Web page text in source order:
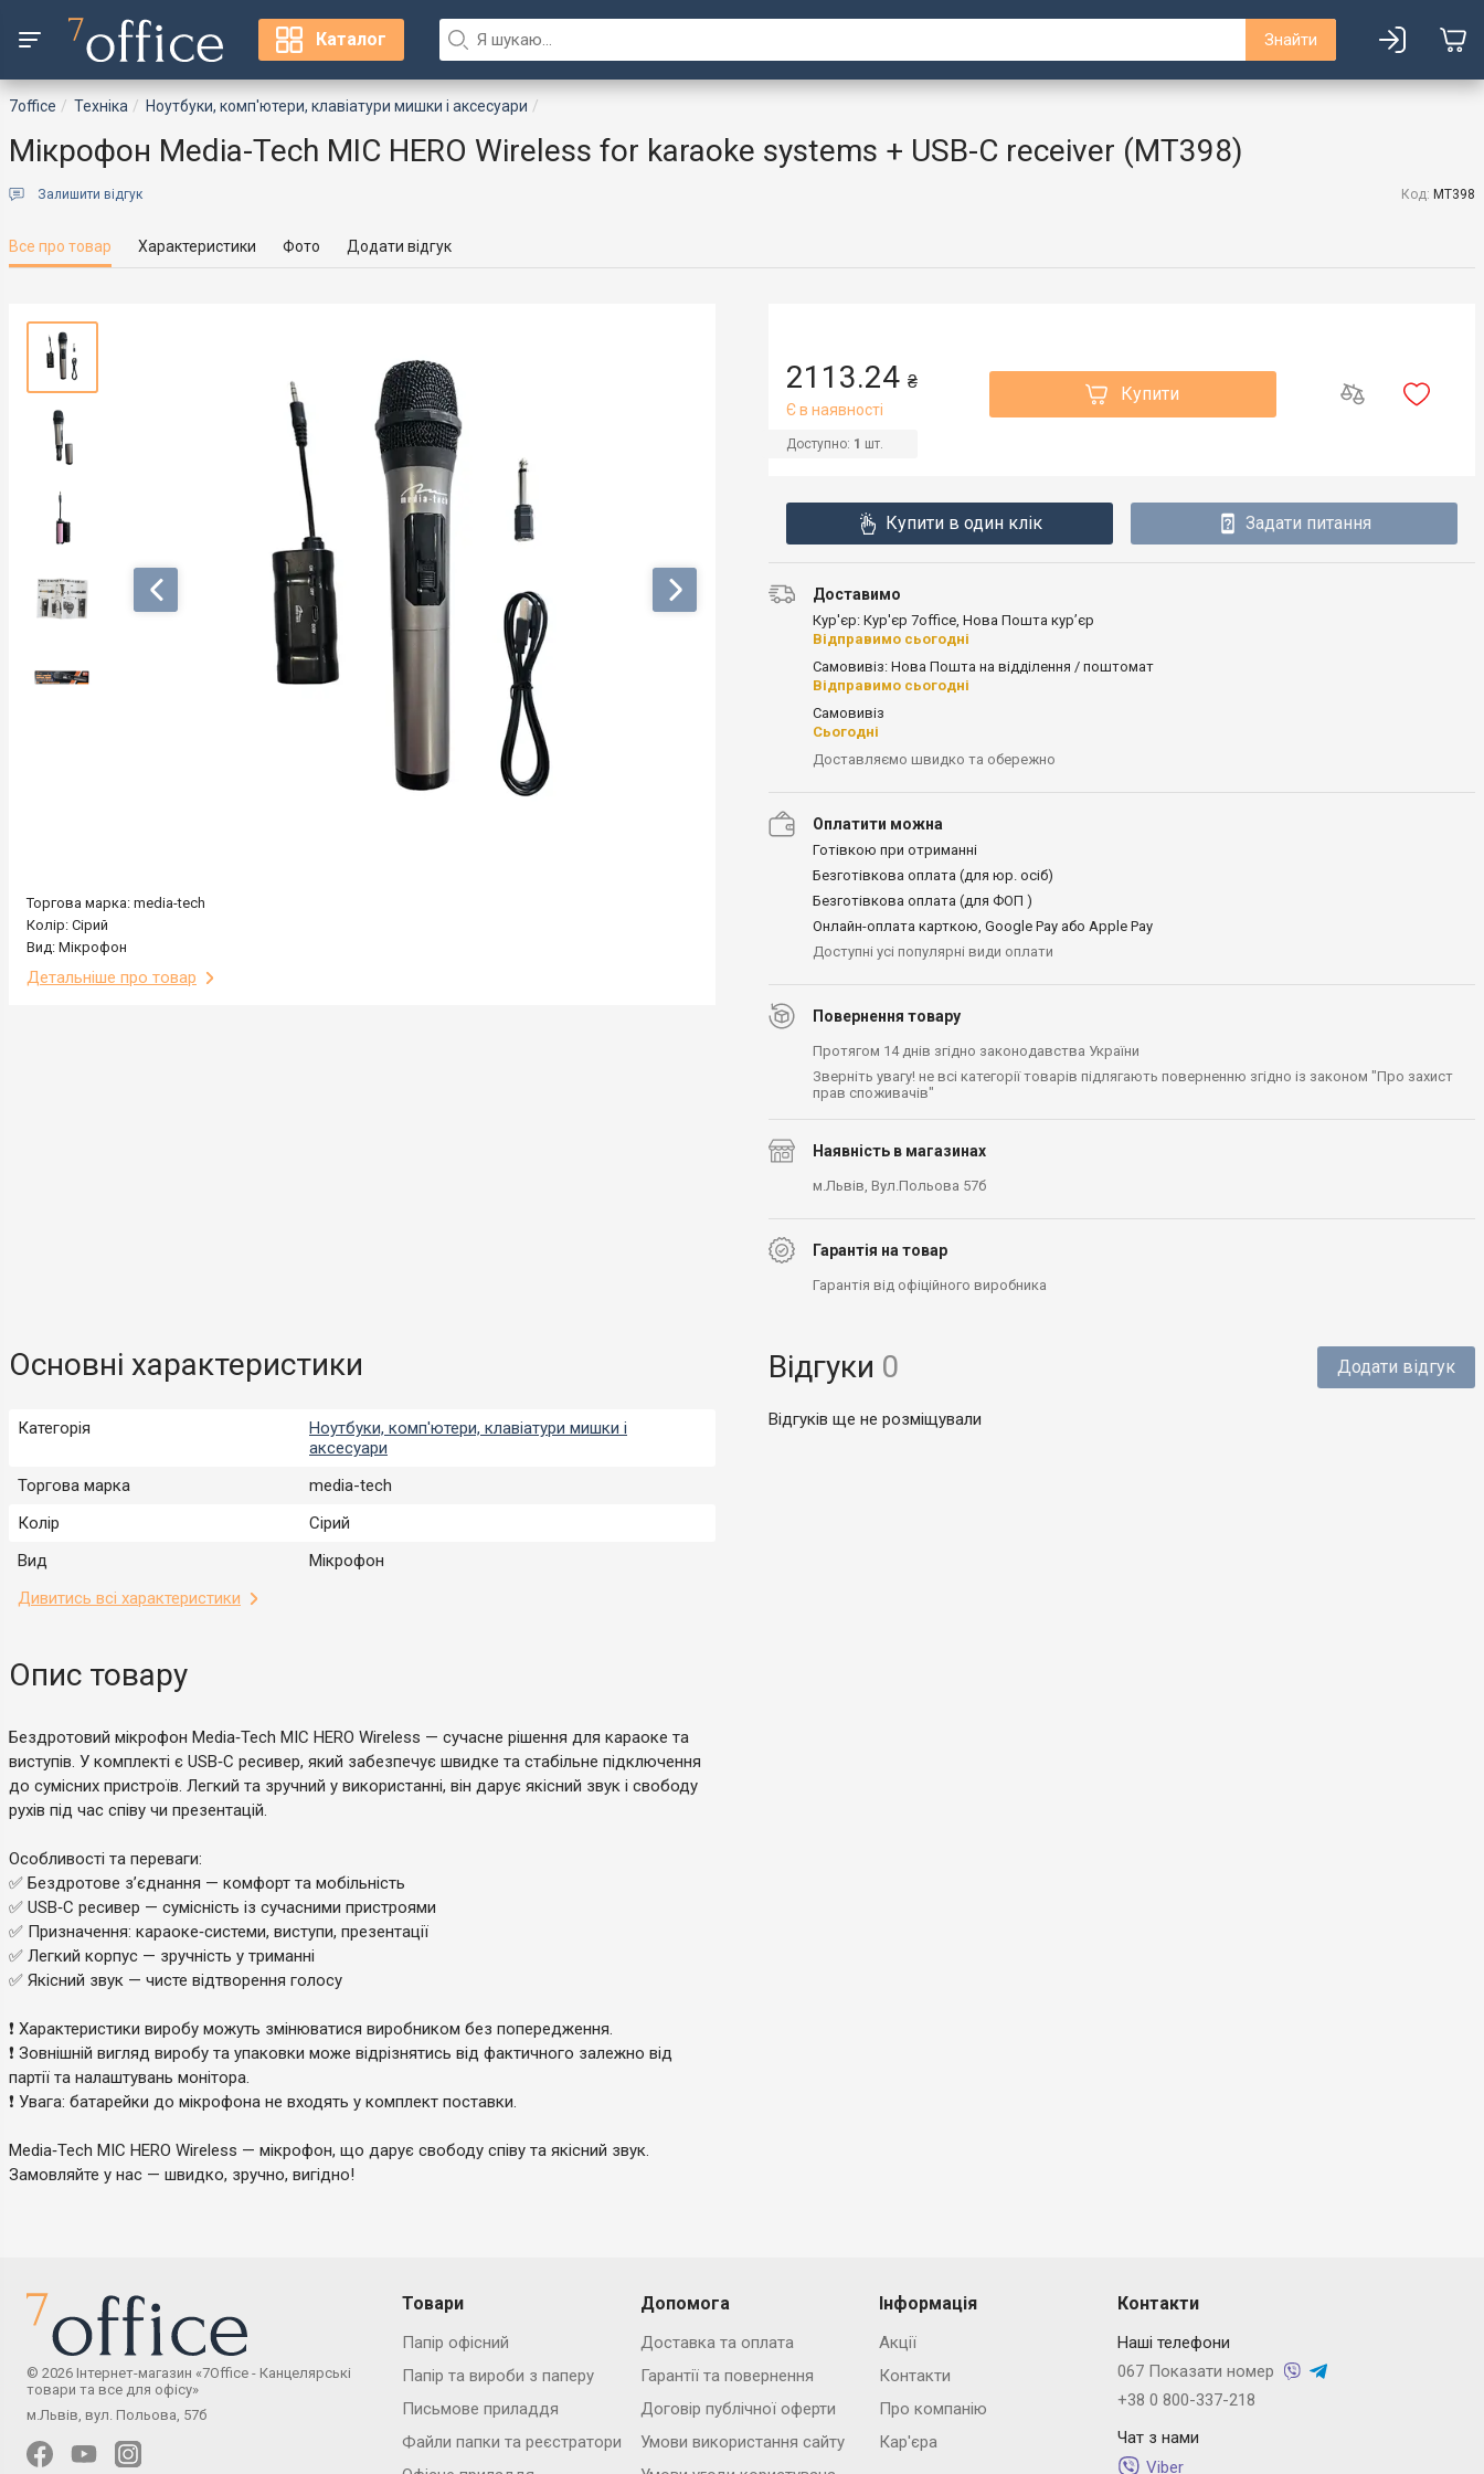
Каталог Знайти
7office Техніка Ноутбуки, комп'ютери, клавіатури мишки і аксесуари
Мікрофон Media-Tech MIC HERO Wireless for karaoke systems + USB-C receiver (MT398)
Залишити відгук Код: MT398
Все про товар Характеристики Фото Додати відгук
Торгова марка: media-tech
Колір: Сірий
Вид: Мікрофон
Детальніше про товар
2113.24 ₴
Є в наявності
Доступно: 1 шт.
Купити
Купити в один клік Задати питання
Доставимо
Кур'єр: Кур'єр 7office, Нова Пошта кур’єр
Відправимо сьогодні
Самовивіз: Нова Пошта на відділення / поштомат
Відправимо сьогодні
Самовивіз
Сьогодні
Доставляємо швидко та обережно
Оплатити можна
Готівкою при отриманні
Безготівкова оплата (для юр. осіб)
Безготівкова оплата (для ФОП )
Онлайн-оплата карткою, Google Pay або Apple Pay
Доступні усі популярні види оплати
Повернення товару
Протягом 14 днів згідно законодавства України
Зверніть увагу! не всі категорії товарів підлягають поверненню згідно із законом "Про захист
прав споживачів"
Наявність в магазинах
м.Львів, Вул.Польова 57б
Гарантія на товар
Гарантія від офіційного виробника
Основні характеристики
Категорія
Ноутбуки, комп'ютери, клавіатури мишки і
аксесуари
Торгова марка
media-tech
Колір
Сірий
Вид
Мікрофон
Дивитись всі характеристики
Опис товару
Бездротовий мікрофон Media‑Tech MIC HERO Wireless — сучасне рішення для караоке та
виступів. У комплекті є USB‑C ресивер, який забезпечує швидке та стабільне підключення
до сумісних пристроїв. Легкий та зручний у використанні, він дарує якісний звук і свободу
рухів під час співу чи презентацій.
Особливості та переваги:
✅ Бездротове з’єднання — комфорт та мобільність
✅ USB‑C ресивер — сумісність із сучасними пристроями
✅ Призначення: караоке‑системи, виступи, презентації
✅ Легкий корпус — зручність у триманні
✅ Якісний звук — чисте відтворення голосу
❗ Характеристики виробу можуть змінюватися виробником без попередження.
❗ Зовнішній вигляд виробу та упаковки може відрізнятись від фактичного залежно від
партії та налаштувань монітора.
❗ Увага: батарейки до мікрофона не входять у комплект поставки.
Media‑Tech MIC HERO Wireless — мікрофон, що дарує свободу співу та якісний звук.
Замовляйте у нас — швидко, зручно, вигідно!
Відгуки 0 Додати відгук
Відгуків ще не розміщували
Товари
Папір офісний
Папір та вироби з паперу
Письмове приладдя
Файли папки та реєстратори
Допомога
Доставка та оплата
Гарантії та повернення
Договір публічної оферти
Умови використання сайту
Інформація
Акції
Контакти
Про компанію
Кар'єра
Контакти
Наші телефони
067 Показати номер
+38 0 800-337-218
Чат з нами
Viber
© 2026 Інтернет-магазин «7Office - Канцелярські
товари та все для офісу»
м.Львів, вул. Польова, 57б